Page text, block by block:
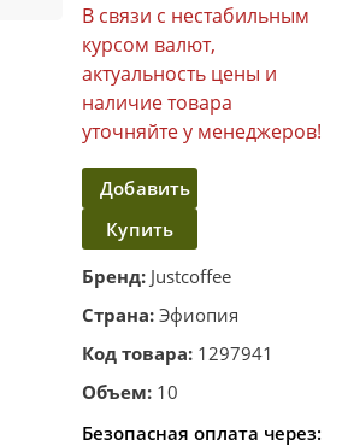
В связи с нестабильным
курсом валют,
актуальность цены и
наличие товара
уточняйте у менеджеров!
Добавить
в
корзину
Купить
в один
клик
Бренд: Justcoffee
Страна: Эфиопия
Код товара: 1297941
Объем: 10
Безопасная оплата через: